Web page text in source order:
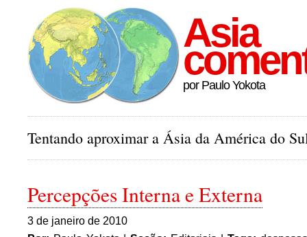
Asia
por Paulo Yokota
Tentando aproximar a Ásia da América do
Percepções Interna e Externa
3 de janeiro de 2010